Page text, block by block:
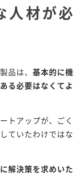
人材が必
品は、基本的に機
る必要はなくてよ
トアップが、ごく
ていたわけではな
解決策を求めいた